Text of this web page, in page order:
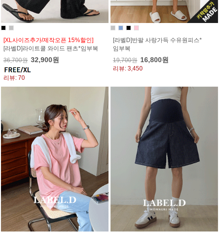
[XL사이즈추가/제작오픈 15%할인]
[라벨D]라이트쿨 와이드 팬츠*임부복
36,700원 32,900원
리뷰: 70
[라벨D]반팔 사랑가득 수유원피스*
임부복
19,700원 16,800원
리뷰: 3,450